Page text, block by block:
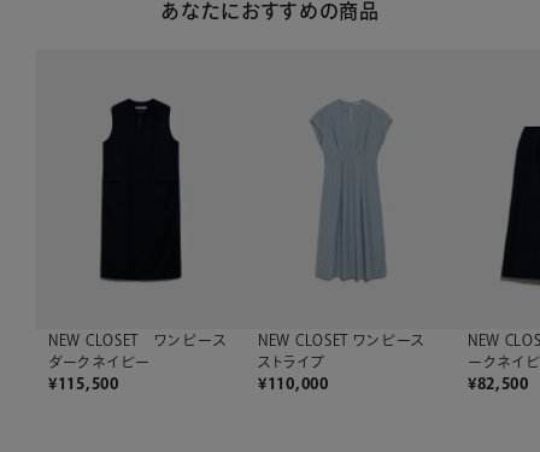
あなたにおすすめの商品
NEW CLOSET ワンピース
ダークネイビー
¥115,500
NEW CLOSET ワンピース
ストライプ
¥110,000
NEW
ークネイ
¥82,500